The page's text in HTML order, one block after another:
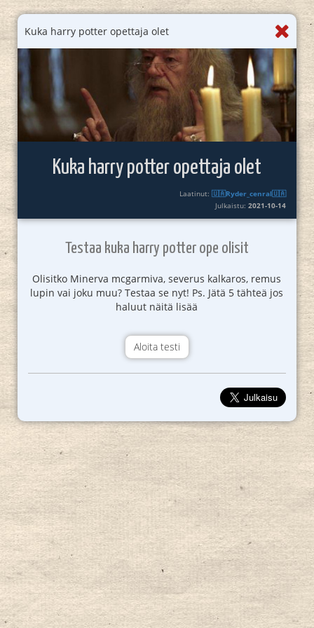
Kuka harry potter opettaja olet
Kuka harry potter opettaja olet
Laatinut:🇺🇦Ryder_cenral🇺🇦
Julkaistu:2021-10-14
Testaa kuka harry potter ope olisit
Olisitko Minerva mcgarmiva, severus kalkaros, remus
lupin vai joku muu? Testaa se nyt! Ps. Jätä 5 tähteä jos
haluut näitä lisää
Aloita testi